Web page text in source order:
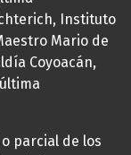
Instituto
Mario de
Coyoacán,
parcial de los